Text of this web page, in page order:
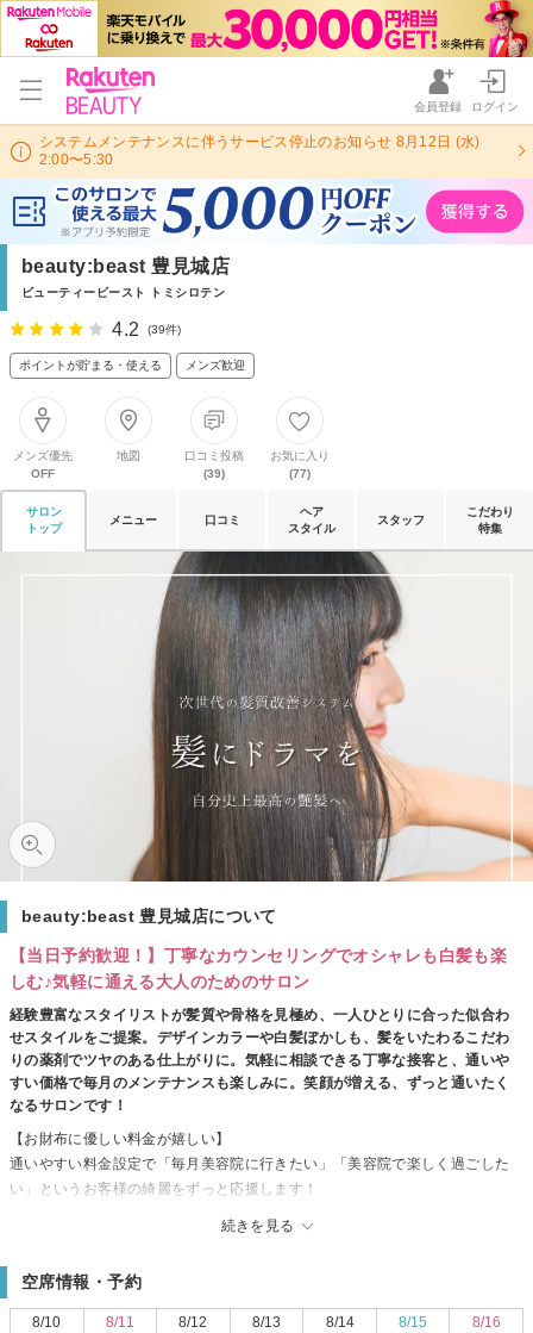
会員登録 ログイン
システムメンテナンスに伴うサービス停止のお知らせ 8月12日 (水)
2:00〜5:30
beauty:beast 豊見城店
ビューティービースト トミシロテン
4.2 (39件)
ポイントが貯まる・使える メンズ歓迎
メンズ優先
OFF
地図
口コミ投稿
(39)
お気に入り
(77)
サロン
トップ
メニュー 口コミ
ヘア
スタイル
スタッフ
こだわり
特集
beauty:beast 豊見城店について
【当日予約歓迎！】丁寧なカウンセリングでオシャレも白髪も楽
しむ♪気軽に通える大人のためのサロン
経験豊富なスタイリストが髪質や骨格を見極め、一人ひとりに合った似合わ
せスタイルをご提案。デザインカラーや白髪ぼかしも、髪をいたわるこだわ
りの薬剤でツヤのある仕上がりに。気軽に相談できる丁寧な接客と、通いや
すい価格で毎月のメンテナンスも楽しみに。笑顔が増える、ずっと通いたく
なるサロンです！
続きを見る
【お財布に優しい料金が嬉しい】
通いやすい料金設定で「毎月美容院に行きたい」「美容院で楽しく過ごした
い」というお客様の綺麗をずっと応援します！
一人一人の個性を活かし、あらゆるシーンに対応したスタイルをご提案する
メンズヘアはカットがキメ手！月1のメンテナンス感覚で通える価格設定も人
空席情報・予約
8/10
8/11
8/12
8/13
8/14
8/15
8/16